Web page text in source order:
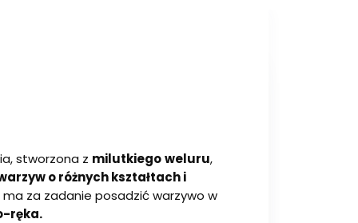
stworzona z milutkiegoweluru,
o różnych kształtach i
za zadanie posadzić warzywo w
ręka.